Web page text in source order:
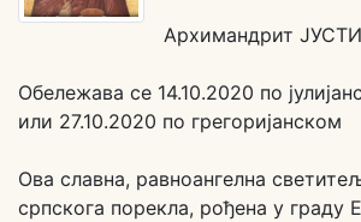
Архимандрит
Обележава се 14.10.2020 по
или 27.10.2020 по грегоријанском
Ова славна, равноангелна
српскога порекла, рођена у граду